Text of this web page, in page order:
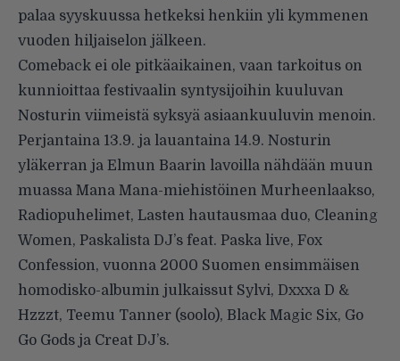
palaa syyskuussa hetkeksi henkiin yli kymmenen
vuoden hiljaiselon jälkeen.
Comeback ei ole pitkäaikainen, vaan tarkoitus on
kunnioittaa festivaalin syntysijoihin kuuluvan
Nosturi​n viimeistä syksyä asiaankuuluvin menoin.
Perjantaina 13.9. ja lauantaina 14.9. Nosturin
yläkerran ja Elmun Baari​n lavoilla nähdään muun
muassa Mana Mana-miehistöinen Murheenlaakso​,
Radiopuhelimet​, Lasten hautausmaa duo, Cleaning
Women​, Paskalista DJ’s feat. Paska live, Fox
Confession​, vuonna 2000 Suomen ensimmäisen
homodisko-albumin julkaissut Sylvi, Dxxxa D &
Hzzzt, Teemu Tanner (soolo), Black Magic Six​, Go
Go Gods​ ja Creat DJ’s.